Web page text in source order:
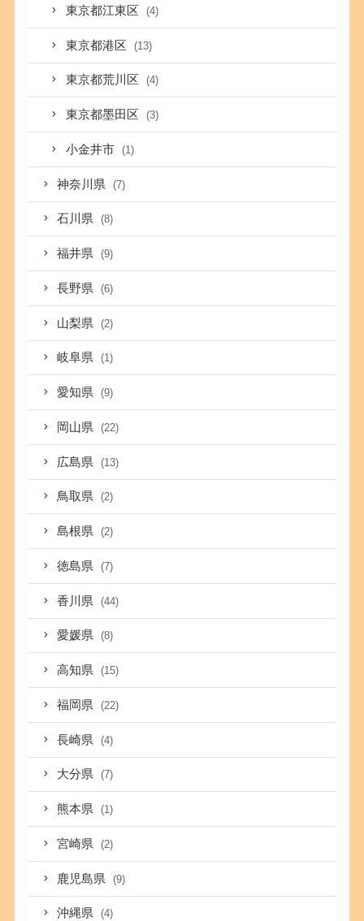
東京都江東区 (4)
東京都港区 (13)
東京都荒川区 (4)
東京都墨田区 (3)
小金井市 (1)
神奈川県 (7)
石川県 (8)
福井県 (9)
長野県 (6)
山梨県 (2)
岐阜県 (1)
愛知県 (9)
岡山県 (22)
広島県 (13)
鳥取県 (2)
島根県 (2)
徳島県 (7)
香川県 (44)
愛媛県 (8)
高知県 (15)
福岡県 (22)
長崎県 (4)
大分県 (7)
熊本県 (1)
宮崎県 (2)
鹿児島県 (9)
沖縄県 (4)